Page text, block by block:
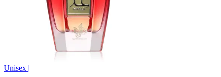
Unisex |